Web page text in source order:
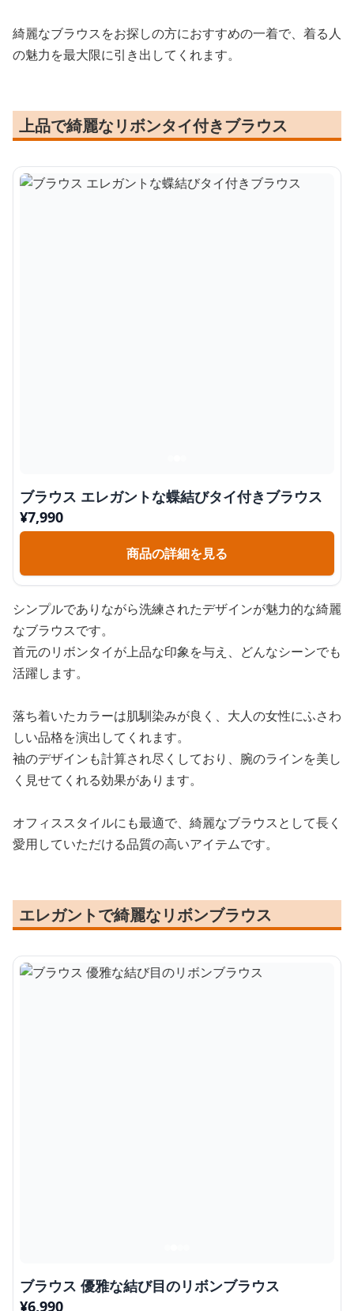
綺麗なブラウスをお探しの方におすすめの一着で、着る人
の魅力を最大限に引き出してくれます。
上品で綺麗なリボンタイ付きブラウス
ブラウス エレガントな蝶結びタイ付きブラウス
¥7,990
商品の詳細を見る
シンプルでありながら洗練されたデザインが魅力的な綺麗
なブラウスです。
首元のリボンタイが上品な印象を与え、どんなシーンでも
活躍します。
落ち着いたカラーは肌馴染みが良く、大人の女性にふさわ
しい品格を演出してくれます。
袖のデザインも計算され尽くしており、腕のラインを美し
く見せてくれる効果があります。
オフィススタイルにも最適で、綺麗なブラウスとして長く
愛用していただける品質の高いアイテムです。
エレガントで綺麗なリボンブラウス
ブラウス 優雅な結び目のリボンブラウス
¥6,990